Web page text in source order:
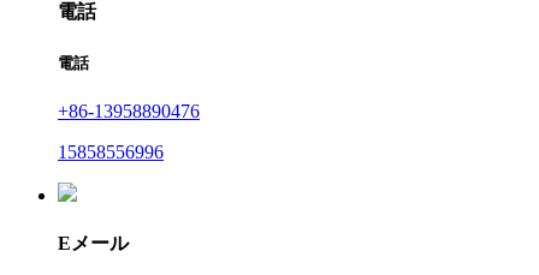
電話
電話
+86-13958890476
15858556996
Eメール